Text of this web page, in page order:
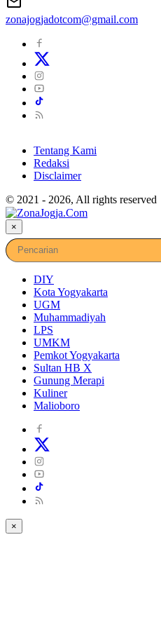
zonajogjadotcom@gmail.com
Tentang Kami
Redaksi
Disclaimer
© 2021 - 2026, All rights reserved
×
DIY
Kota Yogyakarta
UGM
Muhammadiyah
LPS
UMKM
Pemkot Yogyakarta
Sultan HB X
Gunung Merapi
Kuliner
Malioboro
×